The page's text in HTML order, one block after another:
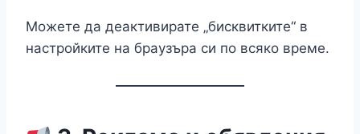
Можете да деактивирате „бисквитките“ в
настройките на браузъра си по всяко време.